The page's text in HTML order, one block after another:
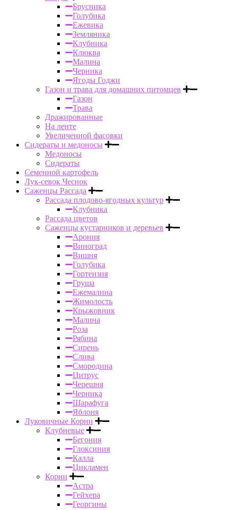
Брусника
Голубика
Ежевика
Земляника
Клубника
Клюква
Малина
Черника
Ягоды Годжи
Газон и трава для домашних питомцев
Газон
Трава
Дражированные
На ленте
Увеличенной фасовки
Сидераты и медоносы
Медоносы
Сидераты
Семенной картофель
Лук-севок Чеснок
Саженцы Рассада
Рассада плодово-ягодных культур
Клубника
Рассада цветов
Саженцы кустарников и деревьев
Арония
Виноград
Вишня
Голубика
Гортензия
Груша
Ежемалина
Жимолость
Крыжовник
Малина
Роза
Рябина
Сирень
Слива
Смородина
Цитрус
Черешня
Черника
Шарафуга
Яблоня
Луковичные Корни
Клубневые
Бегония
Глоксиния
Калла
Цикламен
Корни
Астра
Гейхера
Георгины